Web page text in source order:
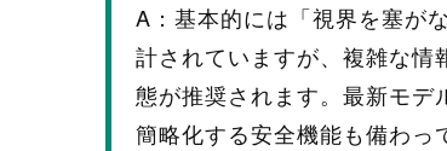
A：基本的には「視界を塞が
計されていますが、複雑な情
態が推奨されます。最新モデ
簡略化する安全機能も備わっ